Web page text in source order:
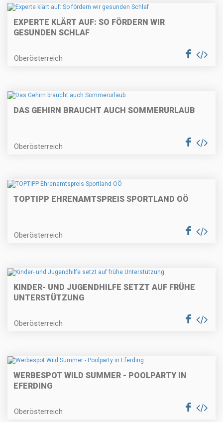
EXPERTE KLÄRT AUF: SO FÖRDERN WIR
GESUNDEN SCHLAF
Oberösterreich
DAS GEHIRN BRAUCHT AUCH SOMMERURLAUB
Oberösterreich
TOPTIPP EHRENAMTSPREIS SPORTLAND OÖ
Oberösterreich
KINDER- UND JUGENDHILFE SETZT AUF FRÜHE
UNTERSTÜTZUNG
Oberösterreich
WERBESPOT WILD SUMMER - POOLPARTY IN
EFERDING
Oberösterreich